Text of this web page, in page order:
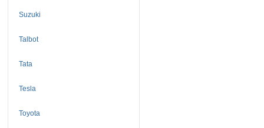
Suzuki
Talbot
Tata
Tesla
Toyota